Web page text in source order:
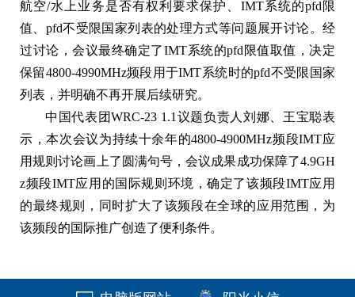
航空/水上业务是否有权利要求保护、IMT系统的pfd限
值、pfd不受限国家列表的处理方式等问题展开讨论。经
过讨论，会议最终确定了IMT系统的pfd限值取值，决定
保留4800-4990MHz频段用于IMT系统时的pfd不受限国家
列表，并明确不再开展后续研究。
中国代表团WRC-23 1.1议题负责人刘娜、王宝聪表
示，本次会议为持续十余年的4800-4900MHz频段IMT应
用规则讨论画上了圆满句号，会议成果成功保障了4.9GH
z频段IMT应用的国际规则环境，确定了该频段IMT应用
的最终规则，同时扩大了该频段在全球的应用范围，为
该频段的国际推广创造了便利条件。